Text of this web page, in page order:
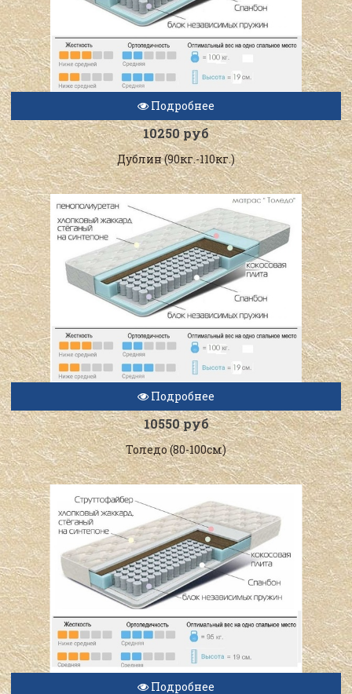
Подробнее
10250 руб
Дублин (90кг.-110кг.)
Подробнее
10550 руб
Толедо (80-100см)
Подробнее